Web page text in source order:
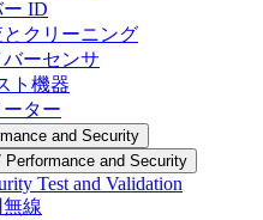
ID
クリーニング
ーセンサ
ト機器
ター
and Security
Performance and Security
Test and Validation
線